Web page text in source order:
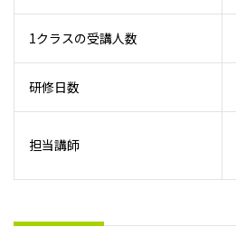
1クラスの受講人数
研修日数
担当講師